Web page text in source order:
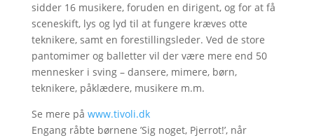
sidder 16 musikere, foruden en dirigent, og for at få
sceneskift, lys og lyd til at fungere kræves otte
teknikere, samt en forestillingsleder. Ved de store
pantomimer og balletter vil der være mere end 50
mennesker i sving – dansere, mimere, børn,
teknikere, påklædere, musikere m.m.
Se mere på www.tivoli.dk
Engang råbte børnene ’Sig noget, Pjerrot!’, når